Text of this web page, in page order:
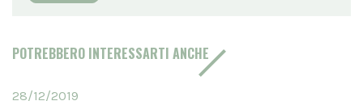
POTREBBERO INTERESSARTI ANCHE
28/12/2019